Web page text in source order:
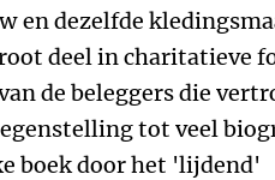
en dezelfde
deel in charitatieve
de beleggers die
tot veel
boek door het 'lijdend'